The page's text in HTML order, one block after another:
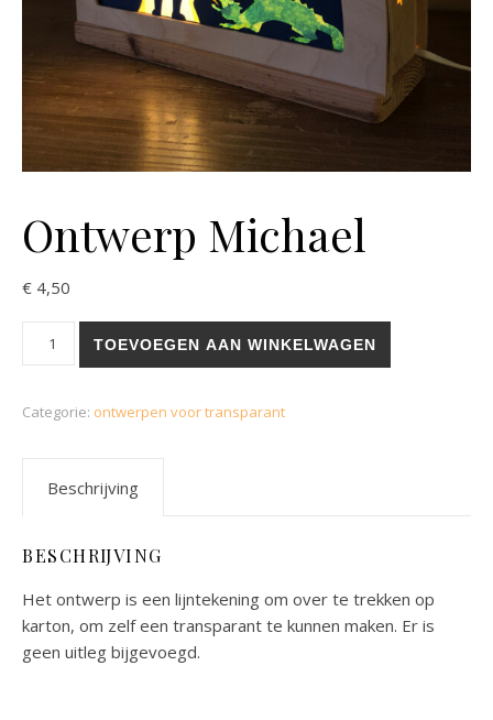
Ontwerp Michael
€ 4,50
Ontwerp Michael aantal
TOEVOEGEN AAN WINKELWAGEN
Categorie: ontwerpen voor transparant
Beschrijving
BESCHRIJVING
Het ontwerp is een lijntekening om over te trekken op
karton, om zelf een transparant te kunnen maken. Er is
geen uitleg bijgevoegd.